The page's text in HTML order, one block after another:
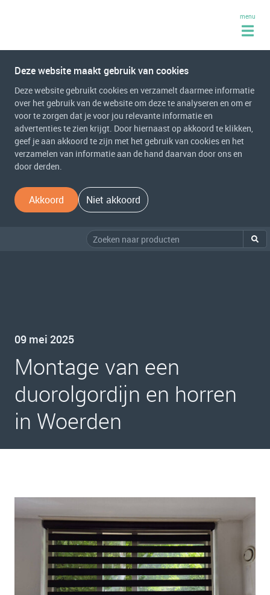
menu
Deze website maakt gebruik van cookies
Deze website gebruikt cookies en verzamelt daarmee informatie
over het gebruik van de website om deze te analyseren en om er
voor te zorgen dat je voor jou relevante informatie en
advertenties te zien krijgt. Door hiernaast op akkoord te klikken,
geef je aan akkoord te zijn met het gebruik van cookies en het
verzamelen van informatie aan de hand daarvan door ons en
door derden.
Akkoord Niet akkoord
09 mei 2025
Montage van een
duorolgordijn en horren
in Woerden